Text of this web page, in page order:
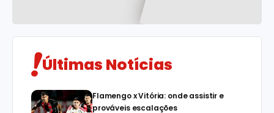
Últimas Notícias
Flamengo x Vitória: onde assistir e
prováveis escalações